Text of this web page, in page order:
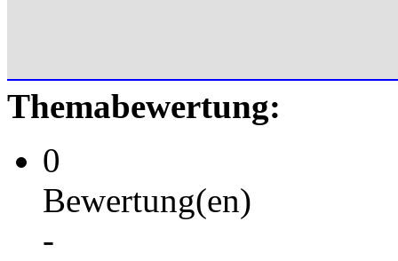
Themabewertung:
0
Bewertung(en)
-